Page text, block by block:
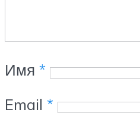
Имя *
Email *